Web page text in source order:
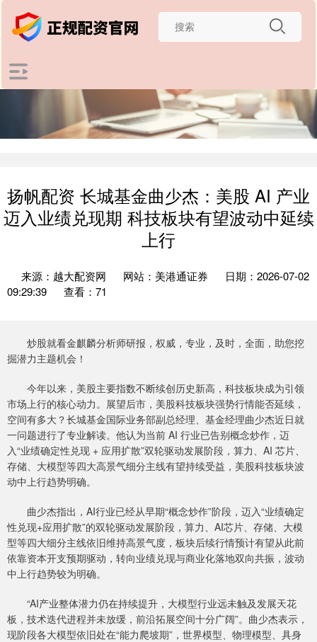
扬帆配资 长城基金曲少杰：美股 AI 产业
迈入业绩兑现期 科技板块有望波动中延续
上行
来源：越大配资网 网站：美港通证券
日期：2026-07-02
09:29:39
查看：71
炒股就看金麒麟分析师研报，权威，专业，及时，全面，助您挖
掘潜力主题机会！
今年以来，美股主要指数不断续创历史新高，科技板块成为引领
市场上行的核心动力。展望后市，美股科技板块强势行情能否延续，
空间有多大？长城基金国际业务部副总经理、基金经理曲少杰近日就
一问题进行了专业解读。他认为当前 AI 行业已告别概念炒作，迈
入“业绩确定性兑现 + 应用扩散”双轮驱动发展阶段，算力、AI 芯片、
存储、大模型等四大高景气细分主线有望持续受益，美股科技板块波
动中上行趋势明确。
曲少杰指出，AI行业已经从早期“概念炒作”阶段，迈入“业绩确定
性兑现+应用扩散”的双轮驱动发展阶段，算力、AI芯片、存储、大模
型等四大细分主线依旧维持高景气度，板块后续行情预计有望从此前
依靠资本开支预期驱动，转向业绩兑现与商业化落地双向共振，波动
中上行趋势较为明确。
“AI产业整体潜力仍在持续提升，大模型行业远未触及发展天花
板，技术迭代进程并未放缓，前沿拓展空间十分广阔”。曲少杰表示，
现阶段各大模型依旧处在“能力爬坡期”，世界模型、物理模型、具身